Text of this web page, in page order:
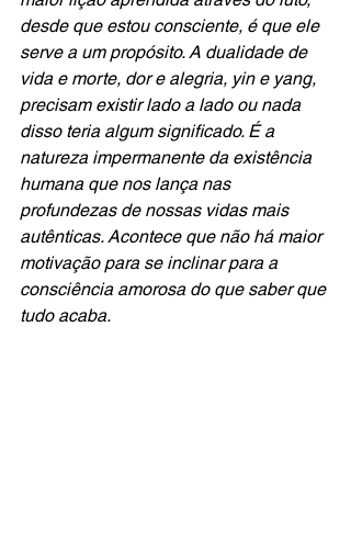
desde que estou consciente, é que ele
serve a um propósito. A dualidade de
vida e morte, dor e alegria, yin e yang,
precisam existir lado a lado ou nada
disso teria algum significado. É a
natureza impermanente da existência
humana que nos lança nas
profundezas de nossas vidas mais
autênticas. Acontece que não há maior
motivação para se inclinar para a
consciência amorosa do que saber que
tudo acaba.